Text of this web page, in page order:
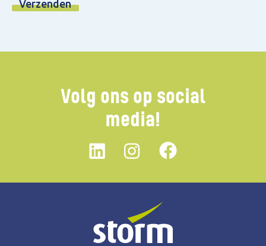
Volg ons op social
media!